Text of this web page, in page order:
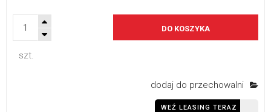
szt.
DO KOSZYKA
dodaj do przechowalni
WEŹ LEASING TERAZ